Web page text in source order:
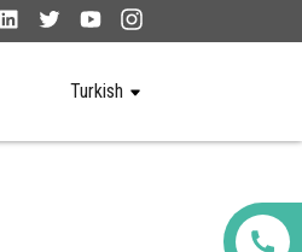
Turkish